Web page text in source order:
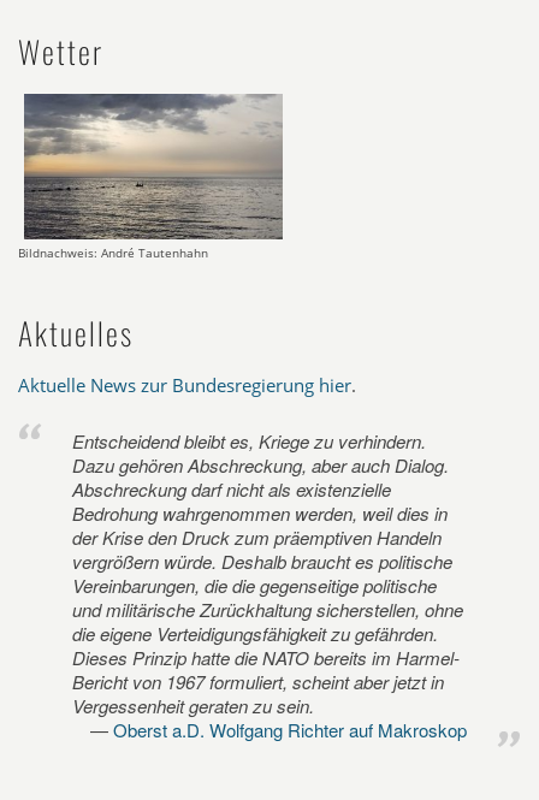
Wetter
Bildnachweis: André Tautenhahn
Aktuelles
Aktuelle News zur Bundesregierung hier.
Entscheidend bleibt es, Kriege zu verhindern.
Dazu gehören Abschreckung, aber auch Dialog.
Abschreckung darf nicht als existenzielle
Bedrohung wahrgenommen werden, weil dies in
der Krise den Druck zum präemptiven Handeln
vergrößern würde. Deshalb braucht es politische
Vereinbarungen, die die gegenseitige politische
und militärische Zurückhaltung sicherstellen, ohne
die eigene Verteidigungsfähigkeit zu gefährden.
Dieses Prinzip hatte die NATO bereits im Harmel-
Bericht von 1967 formuliert, scheint aber jetzt in
Vergessenheit geraten zu sein.
Oberst a.D. Wolfgang Richter auf Makroskop